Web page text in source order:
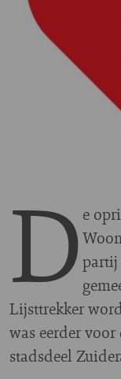
D e
partij
Lijsttrekker
was eerder
stadsdeel